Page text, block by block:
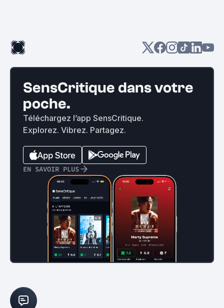
SensCritique dans votre
poche.
Téléchargez l’app SensCritique.
Explorez. Vibrez. Partagez.
EN SAVOIR PLUS